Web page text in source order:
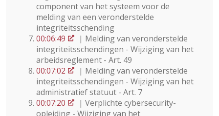
component van het systeem voor de
melding van een veronderstelde
integriteitsschending
00:06:49
| Melding van veronderstelde
integriteitsschendingen - Wijziging van het
arbeidsreglement - Art. 49
00:07:02
| Melding van veronderstelde
integriteitsschendingen - Wijziging van het
administratief statuut - Art. 7
00:07:20
| Verplichte cybersecurity-
opleiding - Wijziging van het